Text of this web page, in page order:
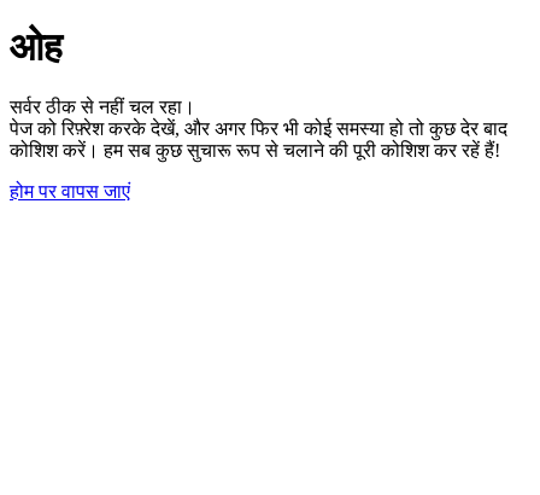
ओह
सर्वर ठीक से नहीं चल रहा।
पेज को रिफ़्रेश करके देखें, और अगर फिर भी कोई समस्या हो तो कुछ देर बाद
कोशिश करें। हम सब कुछ सुचारू रूप से चलाने की पूरी कोशिश कर रहें हैं!
होम पर वापस जाएं